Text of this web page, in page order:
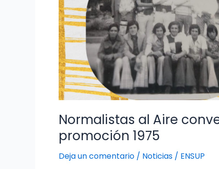
Normalistas al Aire
promoción 1975
Deja un comentario / Noticias / ENSUP